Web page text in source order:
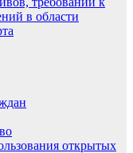
в области
открытых